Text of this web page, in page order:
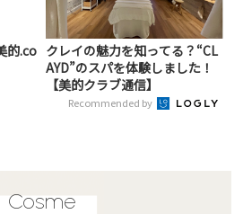
的.co クレイの魅力を知ってる？“CL
AYD”のスパを体験しました！
【美的クラブ通信】
Recommended by
Cosme